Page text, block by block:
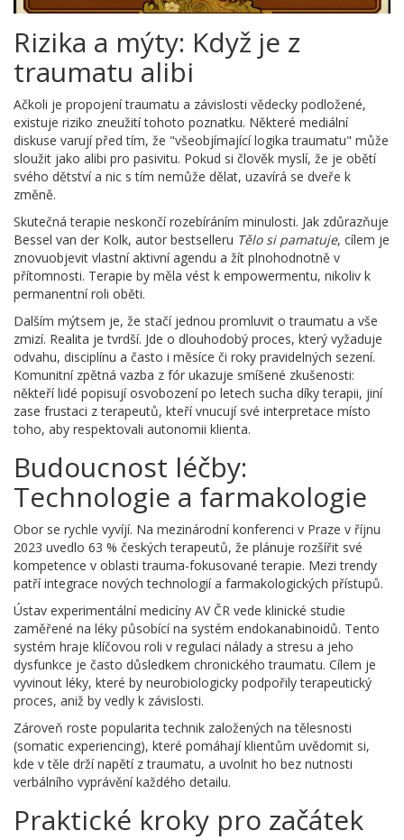
Rizika a mýty: Když je z
traumatu alibi
Ačkoli je propojení traumatu a závislosti vědecky podložené,
existuje riziko zneužití tohoto poznatku. Některé mediální
diskuse varují před tím, že "všeobjímající logika traumatu" může
sloužit jako alibi pro pasivitu. Pokud si člověk myslí, že je obětí
svého dětství a nic s tím nemůže dělat, uzavírá se dveře k
změně.
Skutečná terapie neskončí rozebíráním minulosti. Jak zdůrazňuje
Bessel van der Kolk, autor bestselleru Tělo si pamatuje, cílem je
znovuobjevit vlastní aktivní agendu a žít plnohodnotně v
přítomnosti. Terapie by měla vést k empowermentu, nikoliv k
permanentní roli oběti.
Dalším mýtsem je, že stačí jednou promluvit o traumatu a vše
zmizí. Realita je tvrdší. Jde o dlouhodobý proces, který vyžaduje
odvahu, disciplínu a často i měsíce či roky pravidelných sezení.
Komunitní zpětná vazba z fór ukazuje smíšené zkušenosti:
někteří lidé popisují osvobození po letech sucha díky terapii, jiní
zase frustaci z terapeutů, kteří vnucují své interpretace místo
toho, aby respektovali autonomii klienta.
Budoucnost léčby:
Technologie a farmakologie
Obor se rychle vyvíjí. Na mezinárodní konferenci v Praze v říjnu
2023 uvedlo 63 % českých terapeutů, že plánuje rozšířit své
kompetence v oblasti trauma-fokusované terapie. Mezi trendy
patří integrace nových technologií a farmakologických přístupů.
Ústav experimentální medicíny AV ČR vede klinické studie
zaměřené na léky působící na systém endokanabinoidů. Tento
systém hraje klíčovou roli v regulaci nálady a stresu a jeho
dysfunkce je často důsledkem chronického traumatu. Cílem je
vyvinout léky, které by neurobiologicky podpořily terapeutický
proces, aniž by vedly k závislosti.
Zároveň roste popularita technik založených na tělesnosti
(somatic experiencing), které pomáhají klientům uvědomit si,
kde v těle drží napětí z traumatu, a uvolnit ho bez nutnosti
verbálního vyprávění každého detailu.
Praktické kroky pro začátek